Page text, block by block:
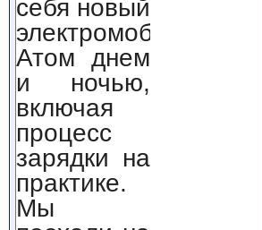
себя новый
электромобиль
Атом днем
и ночью,
включая
процесс
зарядки на
практике.
Мы